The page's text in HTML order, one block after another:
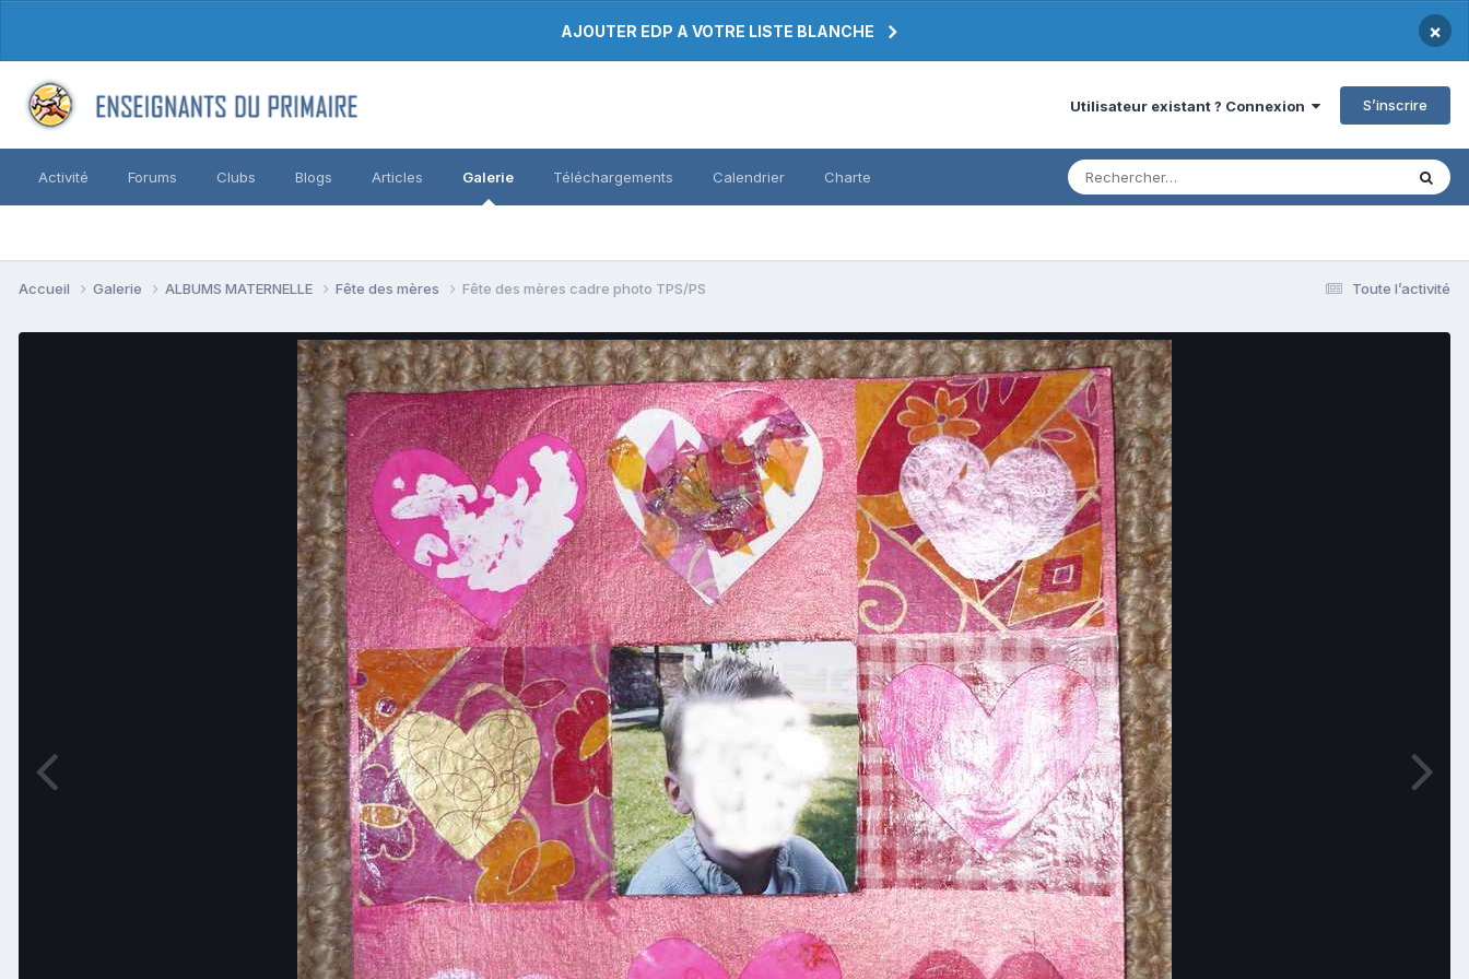
AJOUTER EDP A VOTRE LISTE BLANCHE ×
Utilisateur existant ? Connexion S’inscrire
Activité Forums Clubs Blogs Articles Galerie Téléchargements Calendrier Charte
Toute l’activité
Accueil Galerie ALBUMS MATERNELLE Fête des mères Fête des mères cadre photo TPS/PS